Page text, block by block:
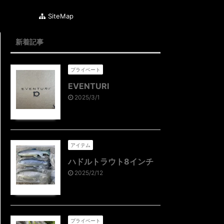
SiteMap
新着記事
プライベート
EVENTURI
2025/3/1
アイテム
ハドルトラウト8インチ
2025/2/12
プライベート